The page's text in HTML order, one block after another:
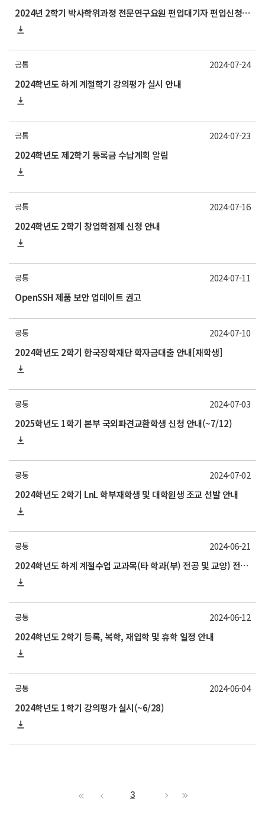
2024년 2학기 박사학위과정 전문연구요원 편입대기자 편입신청서 제출 안내(~8/5까지)
공통
2024학년도 하계 계절학기 강의평가 실시 안내
2024-07-24
공통
2024학년도 제2학기 등록금 수납계획 알림
2024-07-23
공통
2024학년도 2학기 창업학점제 신청 안내
2024-07-16
공통
OpenSSH 제품 보안 업데이트 권고
2024-07-11
공통
2024학년도 2학기 한국장학재단 학자금대출 안내[재학생]
2024-07-10
공통
2025학년도 1학기 본부 국외파견교환학생 신청 안내(~7/12)
2024-07-03
공통
2024학년도 2학기 LnL 학부재학생 및 대학원생 조교 선발 안내
2024-07-02
공통
2024학년도 하계 계절수업 교과목(타 학과(부) 전공 및 교양) 전공 교과목 성적평가방법 선택제 신청 안내
2024-06-21
공통
2024학년도 2학기 등록, 복학, 재입학 및 휴학 일정 안내
2024-06-12
공통
2024학년도 1학기 강의평가 실시(~6/28)
2024-06-04
3